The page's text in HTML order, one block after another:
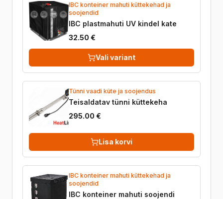
IBC konteiner mahuti küttekehad ja
soojendid
IBC plastmahuti UV kindel kate
32.50 €
Vali variant
Tünni vaadi küte ja soojendus
Teisaldatav tünni küttekeha
295.00 €
Lisa korvi
IBC konteiner mahuti küttekehad ja
soojendid
IBC konteiner mahuti soojendi